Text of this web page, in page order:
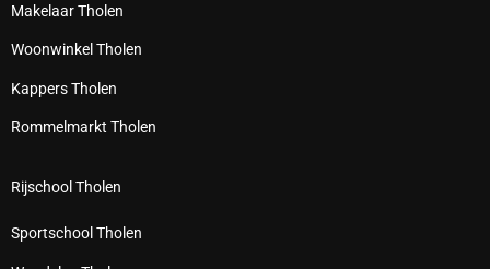
Makelaar Tholen
Woonwinkel Tholen
Kappers Tholen
Rommelmarkt Tholen
Rijschool Tholen
Sportschool Tholen